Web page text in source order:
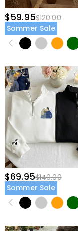
$59.95$120.00
Sommer Sale
$69.95$140.00
Sommer Sale